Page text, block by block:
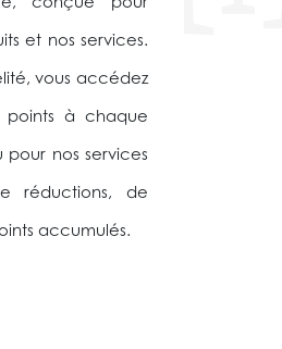
conçue pour
et nos services.
vous accédez
points à chaque
nos services
réductions, de
accumulés.